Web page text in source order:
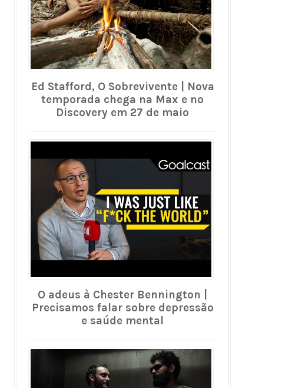
Ed Stafford, O Sobrevivente | Nova
temporada chega na Max e no
Discovery em 27 de maio
O adeus à Chester Bennington |
Precisamos falar sobre depressão
e saúde mental